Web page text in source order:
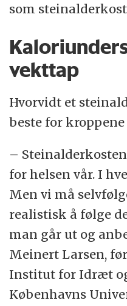
som
vekttap
Hvorvidt et
beste for
–
for helsen vår. I
Men vi må
realistisk å følge
man går ut og
Meinert Larsen,
Institut for Idræt
Københavns